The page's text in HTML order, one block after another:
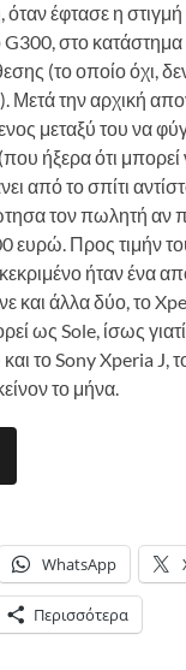
έφτασε η
στο κατάστημα
(το οποίο όχι,
Μετά την αρχική
μεταξύ του να
ήξερα ότι μπορεί
από το σπίτι
τον πωλητή αν
ευρώ. Προς τιμήν
ήταν ένα
και άλλα δύο, το
ως Sole, ίσως
το Sony Xperia J,
το μήνα.
WhatsApp
Περισσότερα